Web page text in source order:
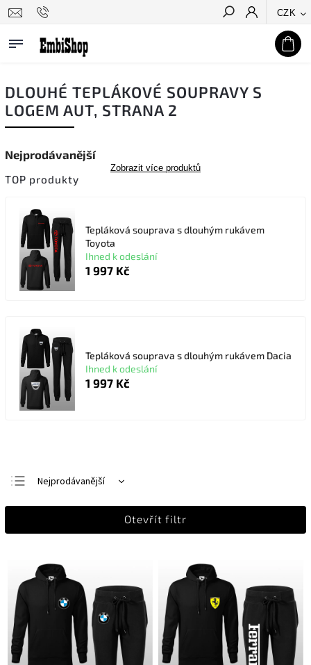
CZK
Hledat
DLOUHÉ TEPLÁKOVÉ SOUPRAVY S
LOGEM AUT, STRANA 2
Nejprodávanější
Zobrazit více produktů
TOP produkty
Tepláková souprava s dlouhým rukávem
Toyota
Ihned k odeslání
1 997 Kč
Tepláková souprava s dlouhým rukávem Dacia
Ihned k odeslání
1 997 Kč
Nejlevnější
Nejprodávanější
Otevřít filtr